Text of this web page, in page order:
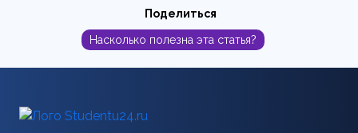
Поделиться
Насколько полезна эта статья?